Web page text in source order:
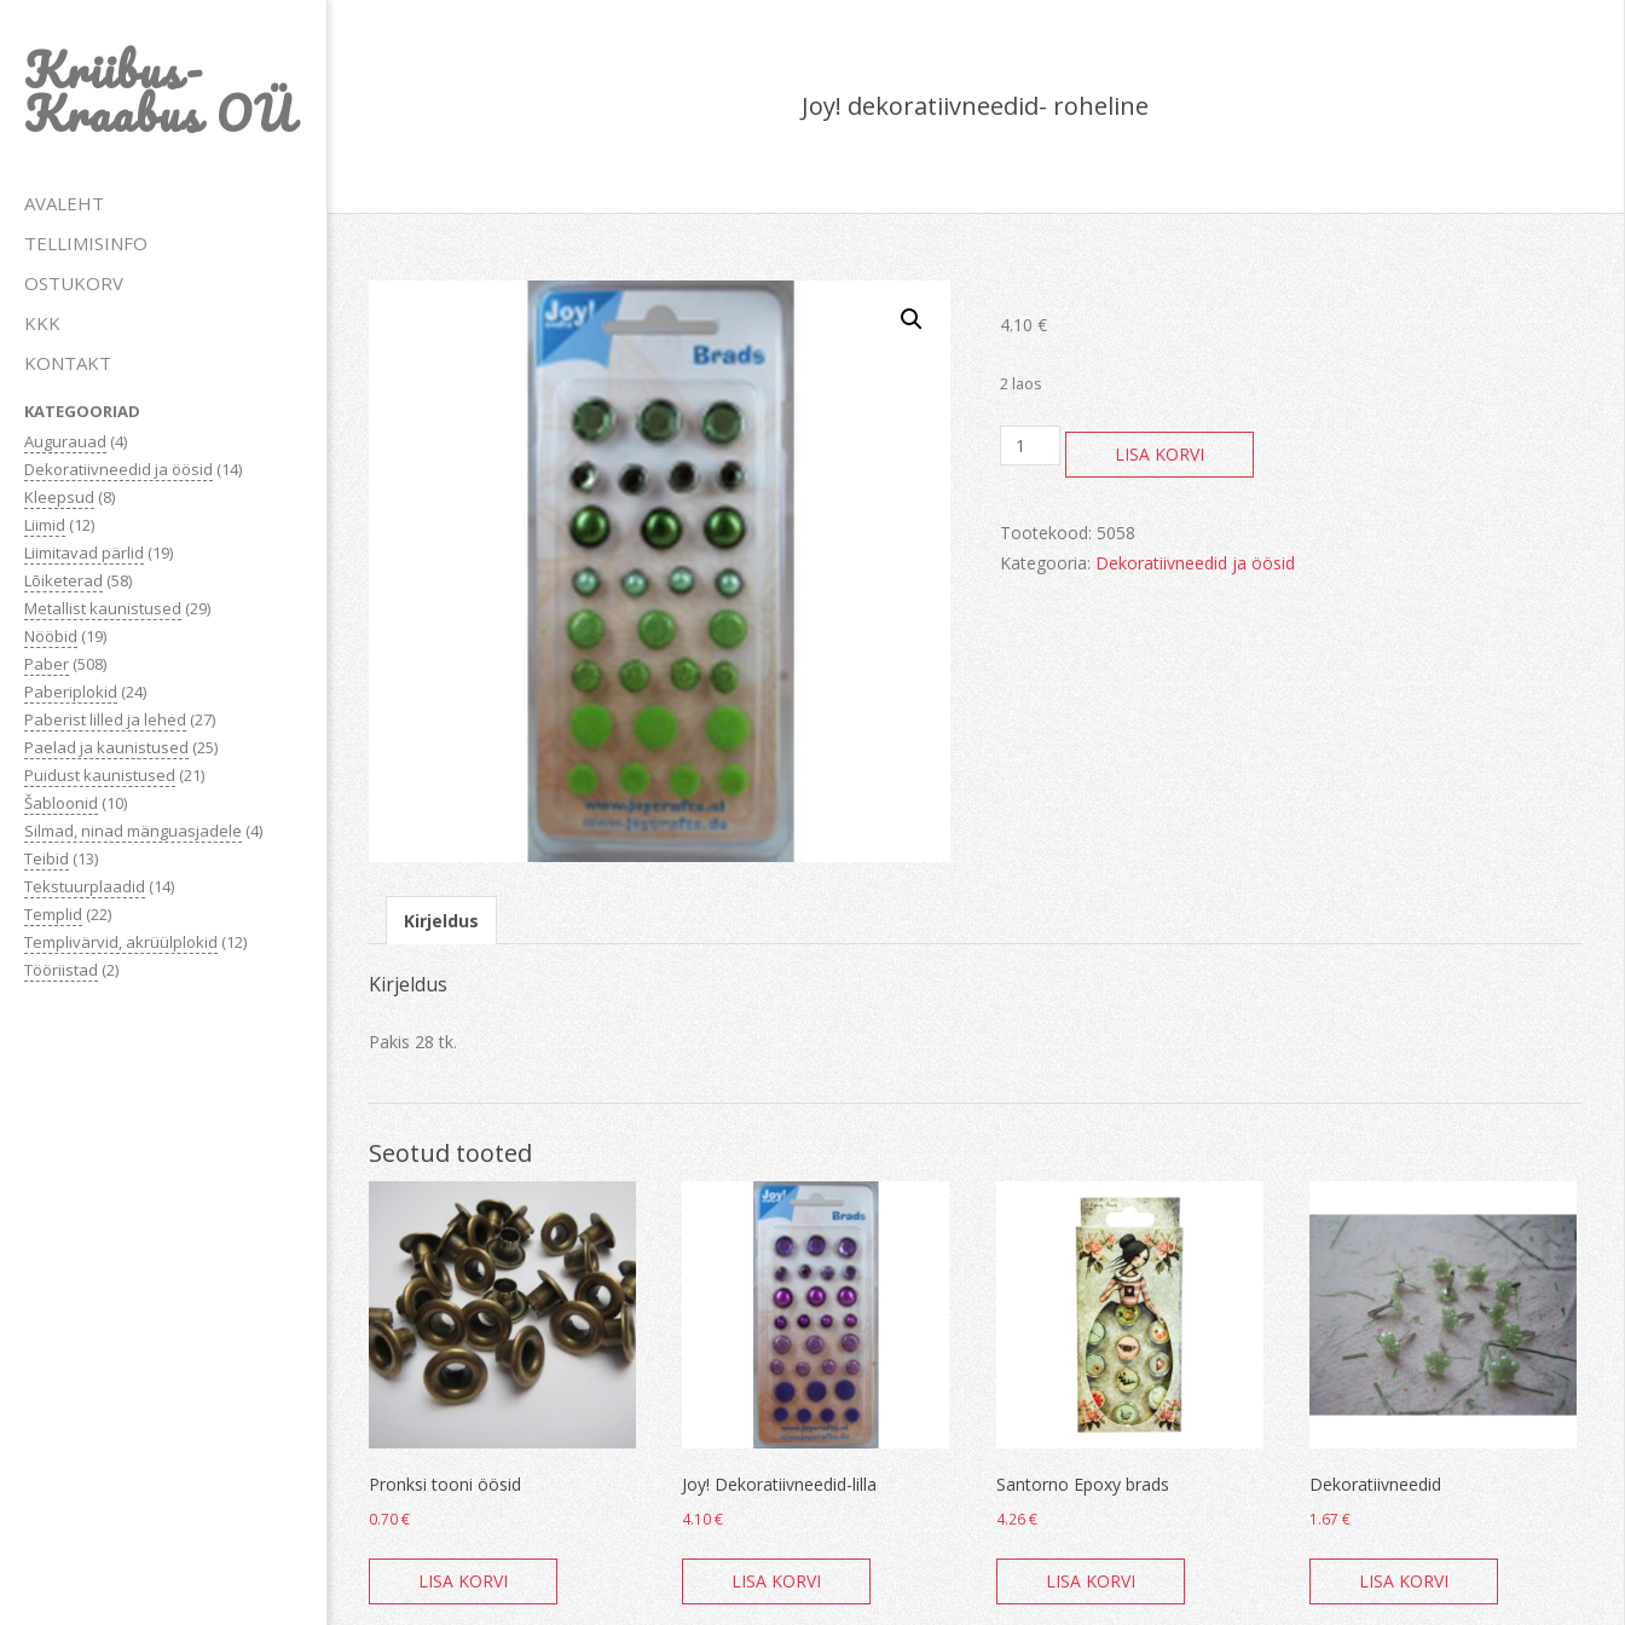
content
Kriibus-
Kraabus OÜ
Primary
Menu
AVALEHT
TELLIMISINFO
OSTUKORV
KKK
KONTAKT
KATEGOORIAD
Augurauad (4)
Dekoratiivneedid ja öösid (14)
Kleepsud (8)
Liimid (12)
Liimitavad pärlid (19)
Lõiketerad (58)
Metallist kaunistused (29)
Nööbid (19)
Paber (508)
Paberiplokid (24)
Paberist lilled ja lehed (27)
Paelad ja kaunistused (25)
Puidust kaunistused (21)
Šabloonid (10)
Silmad, ninad mänguasjadele (4)
Teibid (13)
Tekstuurplaadid (14)
Templid (22)
Templivärvid, akrüülplokid (12)
Tööriistad (2)
Joy! dekoratiivneedid- roheline
4.10 €
2 laos
Joy!
dekoratiivneedid-
roheline
LISA KORVI
Tootekood: 5058
Kategooria: Dekoratiivneedid ja öösid
Kirjeldus
Kirjeldus
Pakis 28 tk.
Seotud tooted
Pronksi tooni öösid
0.70€
LISA KORVI
Joy! Dekoratiivneedid-lilla
4.10€
LISA KORVI
Santorno Epoxy brads
4.26€
LISA KORVI
Dekoratiivneedid
1.67 €
LISA KORVI